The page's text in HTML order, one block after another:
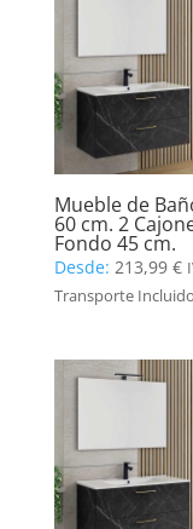
Mueble de
60 cm. 2
Fondo 45 cm.
Desde: 213,99 €
Transporte Incluido